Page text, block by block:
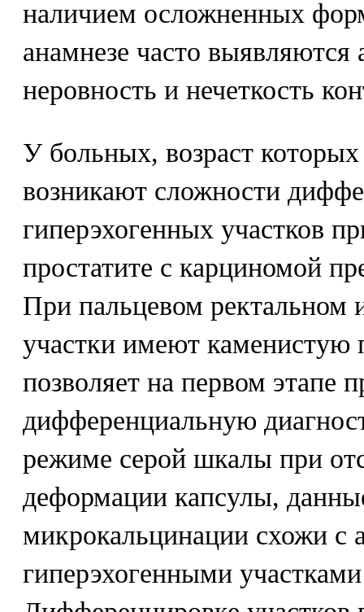
наличием осложненных
анамнезе часто
неровность и нечеткость
У больных, возраст
возникают сложности
гиперэхогенных участков
простатите с карциномой
При пальцевом ректальном
участки имеют каменистую
позволяет на первом этапе
дифференциальную
режиме серой шкалы при
деформации капсулы,
микрокальцинации схожи с
гиперэхогенными